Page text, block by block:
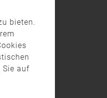
bieten.
Sie auf